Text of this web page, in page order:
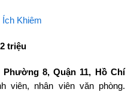
Khiêm
triệu
8, Quận 11, Hồ Chí
viên, nhân viên văn phòng.